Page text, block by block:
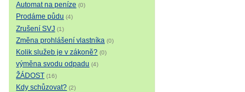
Automat na peníze (0)
Prodáme půdu (4)
Zrušení SVJ (1)
Změna prohlášení vlastníka (0)
Kolik služeb je v zákoně? (0)
výměna svodu odpadu (4)
ŽÁDOST (16)
Kdy schůzovat? (2)